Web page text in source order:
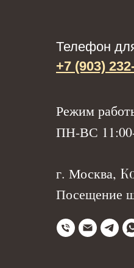
Телефон
+7 (903)
Режим
ПН-ВС
г. Москва,
Посещение